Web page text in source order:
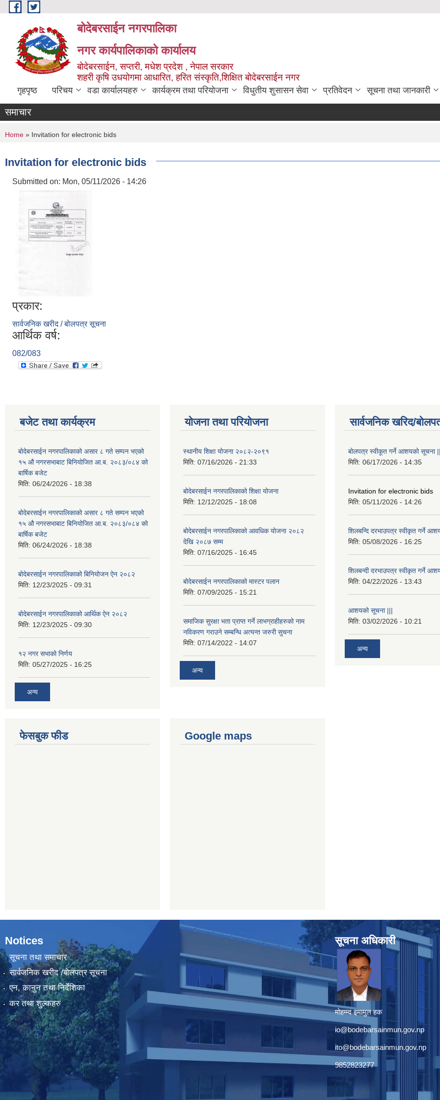
Skip to main content
बोदेबरसाईन नगरपालिका
नगर कार्यपालिकाको कार्यालय
बोदेबरसाईन, सप्तरी, मधेश प्रदेश , नेपाल सरकार
शहरी कृषि उधयोगमा आधारित, हरित संस्कृति,शिक्षित बोदेबरसाईन नगर
गृहपृष्ठ परिचय वडा कार्यालयहरु कार्यक्रम तथा परियोजना विधुतीय शुसासन सेवा प्रतिवेदन सूचना तथा जानकारी
समाचार
You are here
Home » Invitation for electronic bids
Invitation for electronic bids
Submitted on: Mon, 05/11/2026 - 14:26
प्रकार:
सार्वजनिक खरीद / बोलपत्र सूचना
आर्थिक वर्ष:
082/083
बजेट तथा कार्यक्रम
बोदेबरसाईन नगरपालिकाको असार ८ गते सम्पन भएको
१५ ‍‍‍औ नगरसभाबाट बिनियोजित आ.ब. २०८३/०८४ को
बार्षिक बजेट
मिति: 06/24/2026 - 18:38
बोदेबरसाईन नगरपालिकाको असार ८ गते सम्पन भएको
१५ ‍‍‍औ नगरसभाबाट बिनियोजित आ.ब. २०८३/०८४ को
बार्षिक बजेट
मिति: 06/24/2026 - 18:38
बोदेबरसाईन नगरपालिकाको बिनियोजन ऐन २०८२
मिति: 12/23/2025 - 09:31
बोदेबरसाईन नगरपालिकाको आर्थिक ऐन २०८२
मिति: 12/23/2025 - 09:30
१२ नगर सभाको निर्णय
मिति: 05/27/2025 - 16:25
अन्य
योजना तथा परियोजना
स्थानीय शिक्षा योजना २०८२-२०९१
मिति: 07/16/2026 - 21:33
बोदेबरसाईन नगरपालिकाको शिक्षा योजना
मिति: 12/12/2025 - 18:08
बोदेबरसाईन नगरपालिकाको आवधिक योजना २०८२
देखि २०८७ सम्म
मिति: 07/16/2025 - 16:45
बोदेबरसाईन नगरपालिकाको मास्टर पलान
मिति: 07/09/2025 - 15:21
समाजिक सुरक्षा भता प्राप्त गर्ने लाभग्राहीहरुको नाम
नविकरण गराउने सम्बन्धि अत्यन्त जरुरी सुचना
मिति: 07/14/2022 - 14:07
अन्य
सार्वजनिक खरिद/
बोलपत्र स्वीकूत गर्ने आशयको सूचना
मिति: 06/17/2026 - 14:35
Invitation for electronic bids
मिति: 05/11/2026 - 14:26
शिलबन्दि दरभाउपत्र स्वीकृत गर्ने
मिति: 05/08/2026 - 16:25
शिलबन्दी दरभाउपत्र स्वीकृत गर्ने
मिति: 04/22/2026 - 13:43
आशयको सूचना |||
मिति: 03/02/2026 - 10:21
अन्य
फेसबुक फीड Google maps
Notices
सूचना तथा समाचार
सार्वजनिक खरीद /बोलपत्र सूचना
एन, कानुन तथा निर्देशिका
कर तथा शुल्कहरु
सूचना अधिकारी
मोहम्म्द इमामुल हक
io@bodebarsainmun.gov.np
ito@bodebarsainmun.gov.np
9852823277